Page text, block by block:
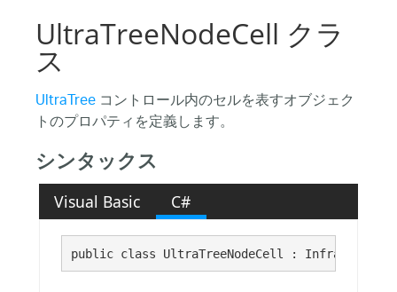
UltraTreeNodeCell クラ
ス
UltraTreeコントロール内のセルを表すオブジェク
トのプロパティを定義します。
シンタックス
Visual Basic C#
public class UltraTreeNodeCell :